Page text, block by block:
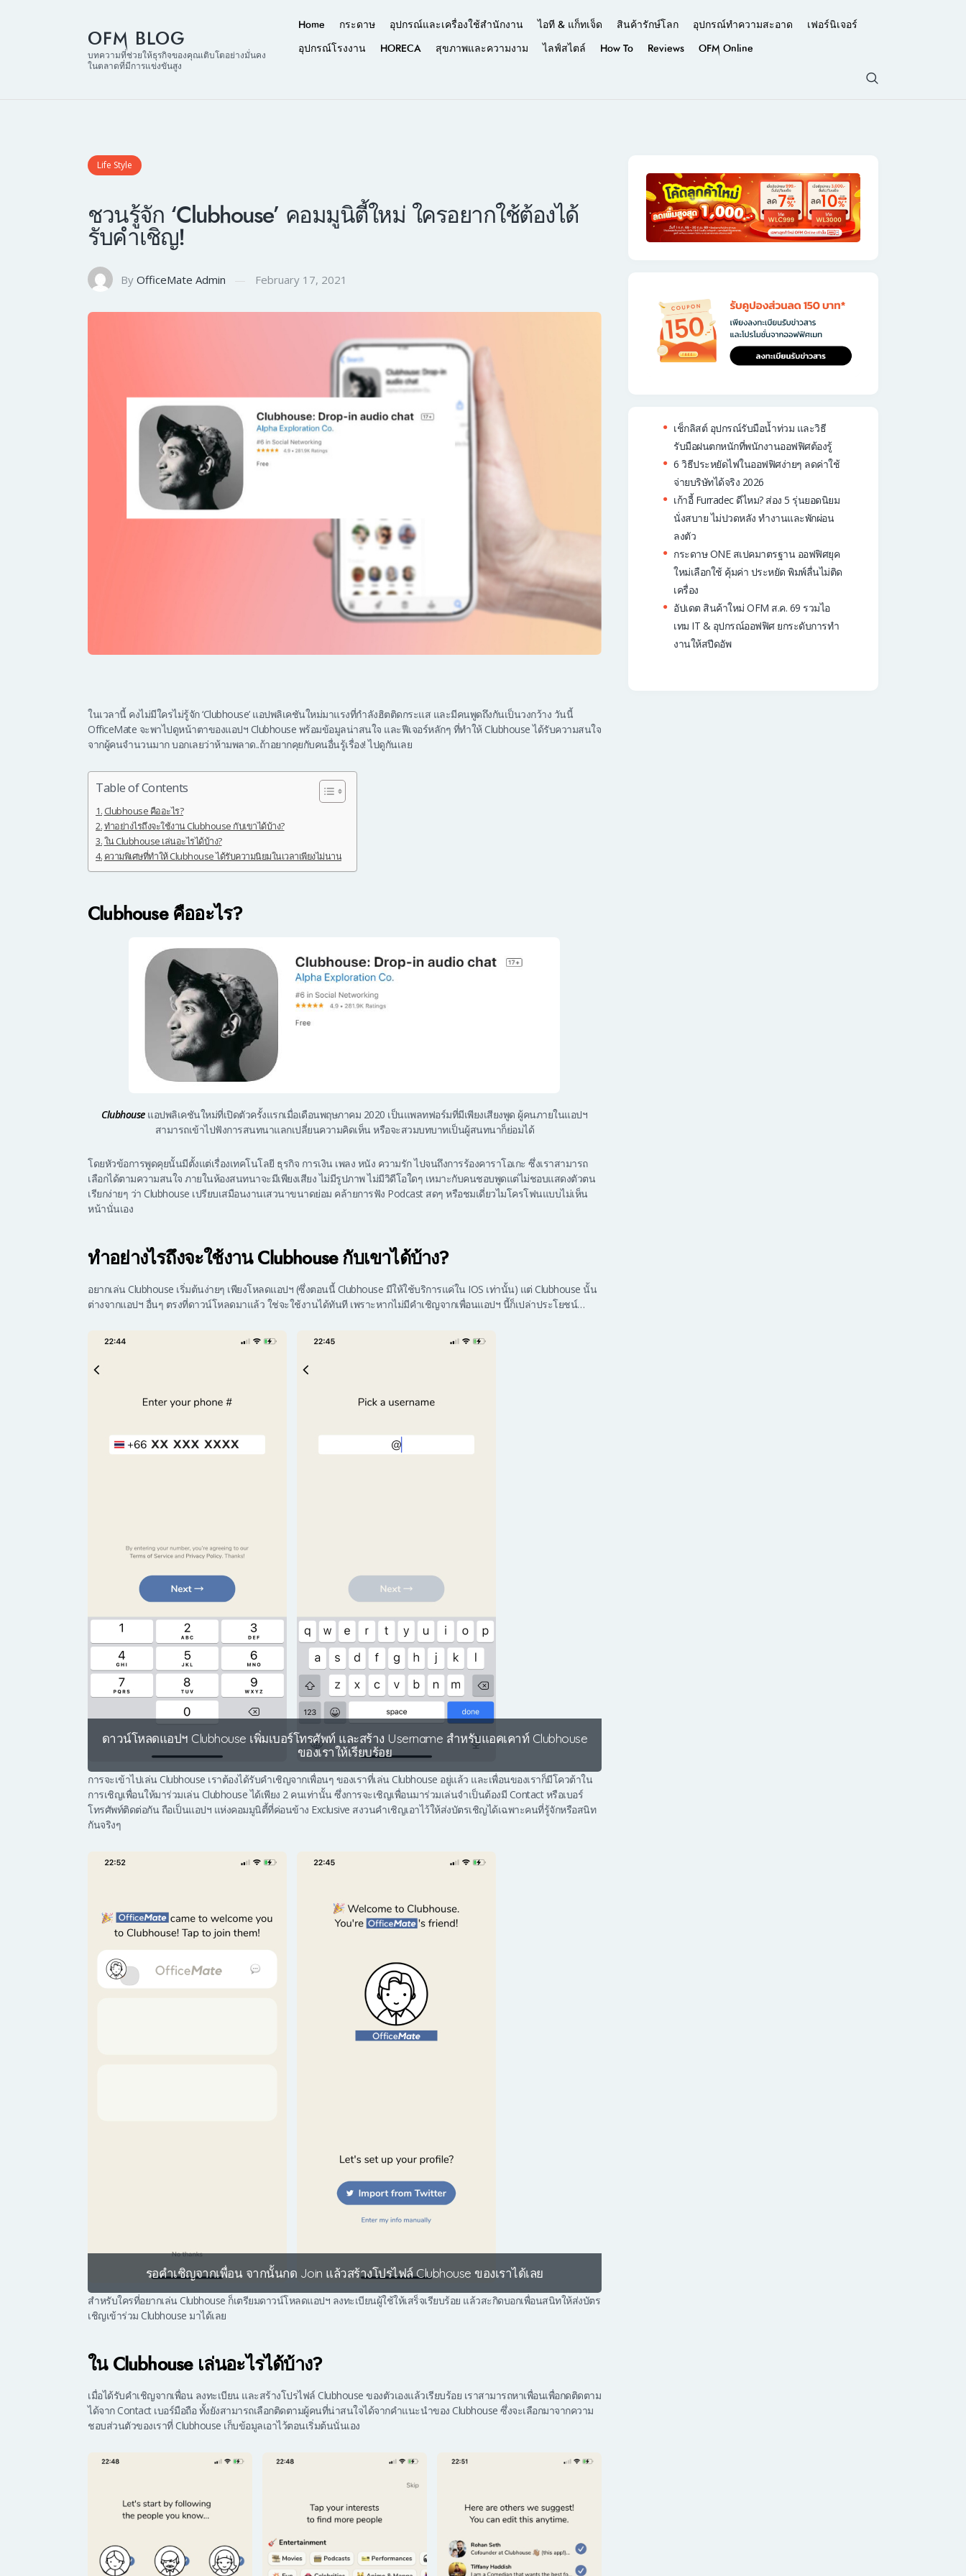
OFM BLOG
บทความที่ช่วยให้ธุรกิจของคุณเติบโตอย่างมั่นคง
ในตลาดที่มีการแข่งขันสูง
Home กระดาษ อุปกรณ์และเครื่องใช้สำนักงาน ไอที & แก็ทเจ็ด สินค้ารักษ์โลก อุปกรณ์ทำความสะอาด
เฟอร์นิเจอร์
อุปกรณ์โรงงาน
HORECA สุขภาพและความงาม ไลฟ์สไตล์ How To Reviews OFM Online
Life Style
ชวนรู้จัก ‘Clubhouse’ คอมมูนิตี้ใหม่ ใครอยากใช้ต้องได้
รับคำเชิญ!
By OfficeMate Admin February 17, 2021
ในเวลานี้ คงไม่มีใครไม่รู้จัก ‘Clubhouse’ แอปพลิเคชันใหม่มาแรงที่กำลังฮิตติดกระแส และมีคนพูดถึงกันเป็นวงกว้าง วันนี้
OfficeMate จะพาไปดูหน้าตาของแอปฯ Clubhouse พร้อมข้อมูลน่าสนใจ และฟีเจอร์หลักๆ ที่ทำให้ Clubhouse ได้รับความสนใจ
จากผู้คนจำนวนมาก บอกเลยว่าห้ามพลาด..ถ้าอยากคุยกับคนอื่นรู้เรื่อง! ไปดูกันเลย
Table of Contents
Clubhouse คืออะไร?
ทำอย่างไรถึงจะใช้งาน Clubhouse กับเขาได้บ้าง?
ใน Clubhouse เล่นอะไรได้บ้าง?
ความพิเศษที่ทำให้ Clubhouse ได้รับความนิยมในเวลาเพียงไม่นาน
Clubhouse คืออะไร?
Clubhouse แอปพลิเคชันใหม่ที่เปิดตัวครั้งแรกเมื่อเดือนพฤษภาคม 2020 เป็นแพลทฟอร์มที่มีเพียงเสียงพูด ผู้คนภายในแอปฯ
สามารถเข้าไปฟังการสนทนาแลกเปลี่ยนความคิดเห็น หรือจะสวมบทบาทเป็นผู้สนทนาก็ย่อมได้
โดยหัวข้อการพูดคุยนั้นมีตั้งแต่เรื่องเทคโนโลยี ธุรกิจ การเงิน เพลง หนัง ความรัก ไปจนถึงการร้องคาราโอเกะ ซึ่งเราสามารถ
เลือกได้ตามความสนใจ ภายในห้องสนทนาจะมีเพียงเสียง ไม่มีรูปภาพ ไม่มีวิดีโอใดๆ เหมาะกับคนชอบพูดแต่ไม่ชอบแสดงตัวตน
เรียกง่ายๆ ว่า Clubhouse เปรียบเสมือนงานเสวนาขนาดย่อม คล้ายการฟัง Podcast สดๆ หรือชมเดี่ยวไมโครโฟนแบบไม่เห็น
หน้านั่นเอง
ทำอย่างไรถึงจะใช้งาน Clubhouse กับเขาได้บ้าง?
อยากเล่น Clubhouse เริ่มต้นง่ายๆ เพียงโหลดแอปฯ (ซึ่งตอนนี้ Clubhouse มีให้ใช้บริการแค่ใน IOS เท่านั้น) แต่ Clubhouse นั้น
ต่างจากแอปฯ อื่นๆ ตรงที่ดาวน์โหลดมาแล้ว ใช่จะใช้งานได้ทันที เพราะหากไม่มีคำเชิญจากเพื่อนแอปฯ นี้ก็เปล่าประโยชน์…
ดาวน์โหลดแอปฯ Clubhouse เพิ่มเบอร์โทรศัพท์ และสร้าง Username สำหรับแอคเคาท์ Clubhouse
ของเราให้เรียบร้อย
การจะเข้าไปเล่น Clubhouse เราต้องได้รับคำเชิญจากเพื่อนๆ ของเราที่เล่น Clubhouse อยู่แล้ว และเพื่อนของเราก็มีโควต้าใน
การเชิญเพื่อนให้มาร่วมเล่น Clubhouse ได้เพียง 2 คนเท่านั้น ซึ่งการจะเชิญเพื่อนมาร่วมเล่นจำเป็นต้องมี Contact หรือเบอร์
โทรศัพท์ติดต่อกัน ถือเป็นแอปฯ แห่งคอมมูนิตี้ที่ค่อนข้าง Exclusive สงวนคำเชิญเอาไว้ให้ส่งบัตรเชิญได้เฉพาะคนที่รู้จักหรือสนิท
กันจริงๆ
รอคำเชิญจากเพื่อน จากนั้นกด Join แล้วสร้างโปรไฟล์ Clubhouse ของเราได้เลย
สำหรับใครที่อยากเล่น Clubhouse ก็เตรียมดาวน์โหลดแอปฯ ลงทะเบียนผู้ใช้ให้เสร็จเรียบร้อย แล้วสะกิดบอกเพื่อนสนิทให้ส่งบัตร
เชิญเข้าร่วม Clubhouse มาได้เลย
ใน Clubhouse เล่นอะไรได้บ้าง?
เมื่อได้รับคำเชิญจากเพื่อน ลงทะเบียน และสร้างโปรไฟล์ Clubhouse ของตัวเองแล้วเรียบร้อย เราสามารถหาเพื่อนเพื่อกดติดตาม
ได้จาก Contact เบอร์มือถือ ทั้งยังสามารถเลือกติดตามผู้คนที่น่าสนใจได้จากคำแนะนำของ Clubhouse ซึ่งจะเลือกมาจากความ
ชอบส่วนตัวของเราที่ Clubhouse เก็บข้อมูลเอาไว้ตอนเริ่มต้นนั่นเอง
เช็กลิสต์ อุปกรณ์รับมือน้ำท่วม และวิธี
รับมือฝนตกหนักที่พนักงานออฟฟิศต้องรู้
6 วิธีประหยัดไฟในออฟฟิศง่ายๆ ลดค่าใช้
จ่ายบริษัทได้จริง 2026
เก้าอี้ Furradec ดีไหม? ส่อง 5 รุ่นยอดนิยม
นั่งสบาย ไม่ปวดหลัง ทำงานและพักผ่อน
ลงตัว
กระดาษ ONE สเปคมาตรฐาน ออฟฟิศยุค
ใหม่เลือกใช้ คุ้มค่า ประหยัด พิมพ์ลื่นไม่ติด
เครื่อง
อัปเดต สินค้าใหม่ OFM ส.ค. 69 รวมไอ
เทม IT & อุปกรณ์ออฟฟิศ ยกระดับการทำ
งานให้สปีดอัพ